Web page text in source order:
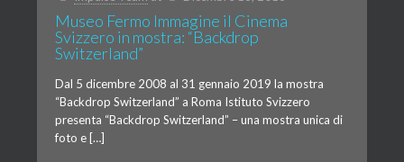
Museo Fermo Immagine il Cinema
Svizzero in mostra: “Backdrop
Switzerland”
Dal 5 dicembre 2008 al 31 gennaio 2019 la mostra
“Backdrop Switzerland” a Roma Istituto Svizzero
presenta “Backdrop Switzerland” – una mostra unica di
foto e […]